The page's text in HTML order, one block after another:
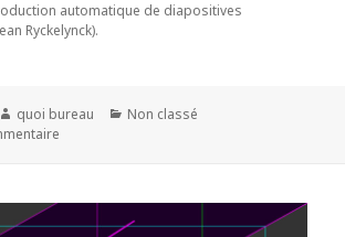
automatique de diapositives
Ryckelynck).
Auteur
quoi bureau Catégories
Non classé